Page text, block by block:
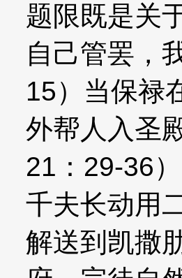
题限既是关
自己管罢，
15）当保禄
外帮人入圣
21：29-36
千夫长动用
解送到凯撒